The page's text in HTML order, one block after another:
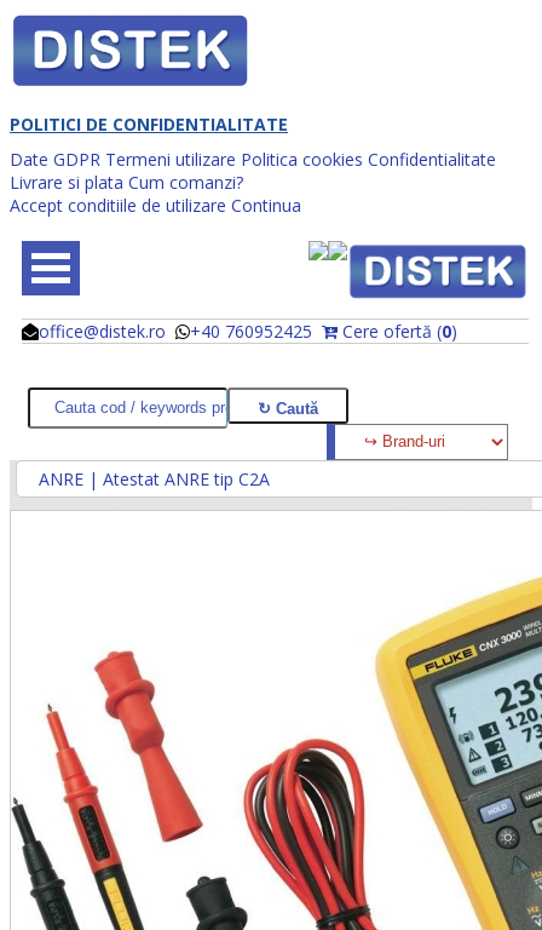
POLITICI DE CONFIDENTIALITATE
Date GDPR Termeni utilizare Politica cookies Confidentialitate
Livrare si plata Cum comanzi?
Accept conditiile de utilizare Continua
office@distek.ro +40 760952425 Cere ofertă (0)
@
@
•
•
ANRE | Atestat ANRE tip C2A